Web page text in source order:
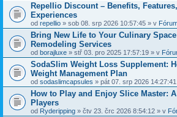
Repellio Discount – Benefits,
Experiences
od repellio » sob 08. srp 2026 10:57:45 » v
Bring New Life to Your Culinary
Remodeling Services
od borajluxe » stř 03. pro 2025 17:57:19 » v
SodaSlim Weight Loss Supplement:
Weight Management Plan
od sodaslimcapsules » pát 07. srp 2026
How to Play and Enjoy Slice Master:
Players
od Ryderipping » čtv 23. črc 2026 8:54:12 » v